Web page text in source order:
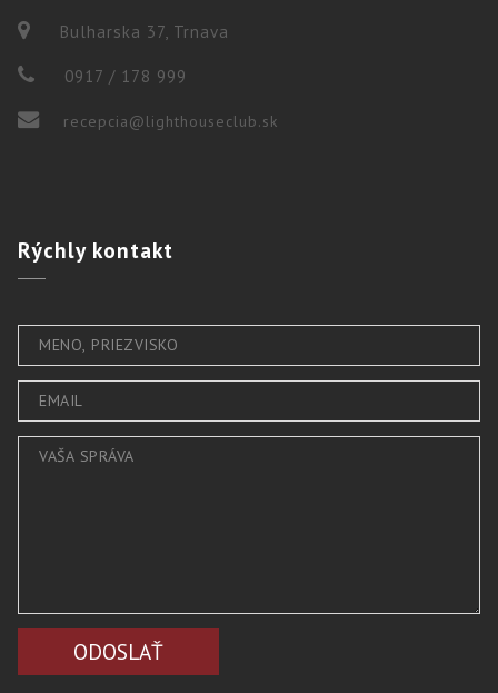
Bulharska 37, Trnava
0917 / 178 999
recepcia@lighthouseclub.sk
Rýchlykontakt